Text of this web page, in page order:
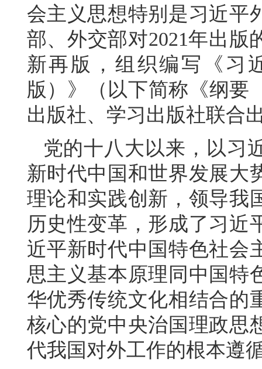
会主义思想特别是习近平
部、外交部对2021年出版
新再版，组织编写《习
版）》（以下简称《纲要
出版社、学习出版社联合
党的十八大以来，以习
新时代中国和世界发展大
理论和实践创新，领导我
历史性变革，形成了习近
近平新时代中国特色社会
思主义基本原理同中国特
华优秀传统文化相结合的
核心的党中央治国理政思
代我国对外工作的根本遵